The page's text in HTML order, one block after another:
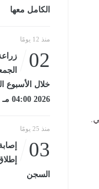
الكامل معها
منذ 12 يومًا
02
2026 04:00 مـ
منذ 25 يومًا
03
السجن